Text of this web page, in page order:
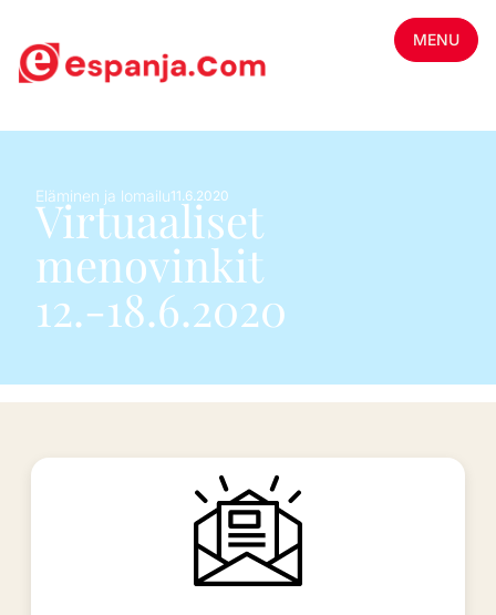
MENU
Eläminen ja lomailu11.6.2020
Virtuaaliset
menovinkit
12.-18.6.2020